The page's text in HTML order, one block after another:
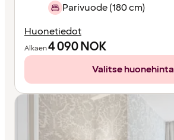
Parivuode (180 cm)
Huonetiedot
Alkaen4 090NOK
Valitse huonehinta